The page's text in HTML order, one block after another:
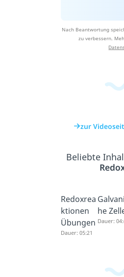
Nach Beantwortung
zu verbessern.
zur
Beliebte
Redoxrea
ktionen
Übungen
Dauer: 05:21
he
Dauer: